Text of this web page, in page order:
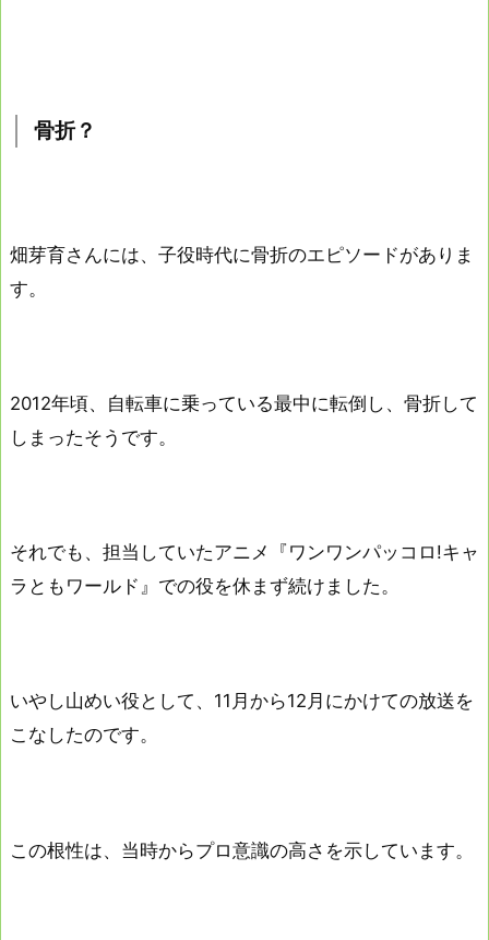
骨折？
畑芽育さんには、子役時代に骨折のエピソードがありま
す。
2012年頃、自転車に乗っている最中に転倒し、骨折して
しまったそうです。
それでも、担当していたアニメ『ワンワンパッコロ!キャ
ラともワールド』での役を休まず続けました。
いやし山めい役として、11月から12月にかけての放送を
こなしたのです。
この根性は、当時からプロ意識の高さを示しています。